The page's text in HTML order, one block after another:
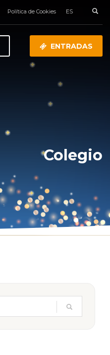
Política de Cookies ES
ENTRADAS
Colegio